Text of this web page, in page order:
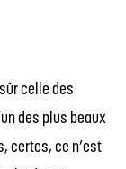
celle des
des plus beaux
certes, ce n’est